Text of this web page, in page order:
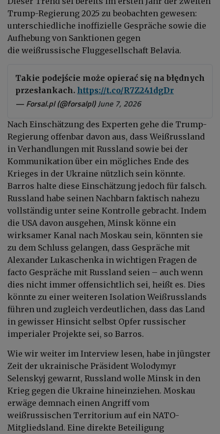
Trump-Regierung 2025 zu beobachten gewesen:
unterschiedliche inoffizielle Gespräche sowie die
Aufhebung von Sanktionen gegen
die weißrussische Fluggesellschaft Belavia.
Takie podejście może opierać się na błędnych
przesłankach. https://t.co/R7Z241dgDr
— Forsal.pl (@forsalpl)June 7, 2026
Nach Einschätzung des Experten gehe die Trump-
Regierung offenbar davon aus, dass Weißrussland
in Verhandlungen mit Russland sowie bei der
Kommunikation über ein mögliches Ende des
Krieges in der Ukraine nützlich sein könnte.
Barros halte diese Einschätzung jedoch für falsch.
Russland habe seinen Nachbarn faktisch nahezu
vollständig unter seine Kontrolle gebracht. Indem
die USA davon ausgehen, Minsk könne ein
wirksamer Kanal nach Moskau sein, könnten sie
zu dem Schluss gelangen, dass Gespräche mit
Alexander Lukaschenka in wichtigen Fragen de
facto Gespräche mit Russland seien – auch wenn
dies nicht immer offensichtlich sei, heißt es. Dies
könnte zu einer weiteren Isolation Weißrusslands
führen und zugleich verdeutlichen, dass das Land
in gewisser Hinsicht selbst Opfer russischer
imperialer Projekte sei, so Barros.
Wie wir weiter im Interview lesen, habe in jüngster
Zeit der ukrainische Präsident Wolodymyr
Selenskyj gewarnt, Russland wolle Minsk in den
Krieg gegen die Ukraine hineinziehen. Moskau
erwäge demnach einen Angriff vom
weißrussischen Territorium auf ein NATO-
Mitgliedsland. Eine direkte Beteiligung